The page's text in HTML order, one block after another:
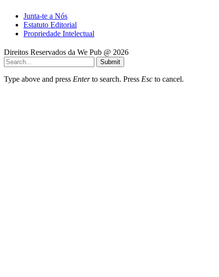
Junta-te a Nós
Estatuto Editorial
Propriedade Intelectual
Direitos Reservados da We Pub @ 2026
Submit
Type above and press Enterto search. Press Esc to cancel.